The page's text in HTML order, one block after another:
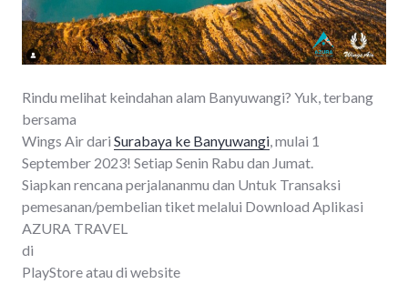
Rindu melihat keindahan alam Banyuwangi? Yuk, terbang
bersama
Wings Air dari Surabaya ke Banyuwangi , mulai 1
September 2023! Setiap Senin Rabu dan Jumat.
Siapkan rencana perjalananmu dan Untuk Transaksi
pemesanan/pembelian tiket melalui Download Aplikasi
AZURA TRAVEL
di
PlayStore atau di website